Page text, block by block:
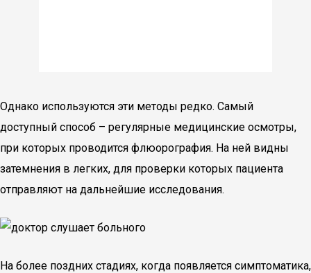
Однако используются эти методы редко. Самый
доступный способ – регулярные медицинские осмотры,
при которых проводится флюорография. На ней видны
затемнения в легких, для проверки которых пациента
отправляют на дальнейшие исследования.
На более поздних стадиях, когда появляется симптоматика,